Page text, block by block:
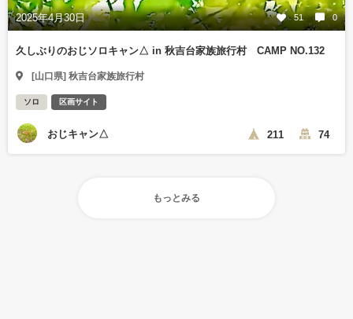
2025年4月30日 51 0
久しぶりのおじソロキャン△ in 秋吉台家族旅行村 CAMP NO.132
[山口県] 秋吉台家族旅行村
ソロ 区画サイト
おじキャン△ 211 74
もっとみる